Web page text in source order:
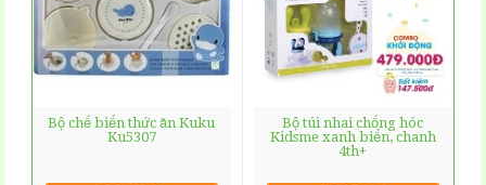
Bộ chế biến thức ăn Kuku
Ku5307
Bộ túi nhai chống hóc
Kidsme xanh biển, chanh
4th+